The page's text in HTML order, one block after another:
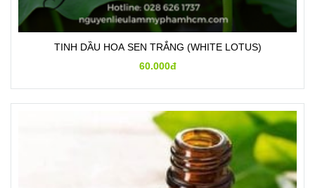
TINH DẦU HOA SEN TRẮNG (WHITE LOTUS)
60.000đ